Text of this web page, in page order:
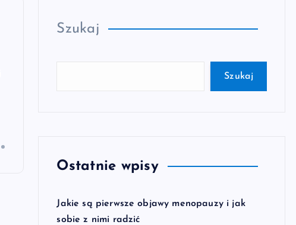
Szukaj
Szukaj
Ostatnie wpisy
Jakie są pierwsze objawy menopauzy i jak
sobie z nimi radzić